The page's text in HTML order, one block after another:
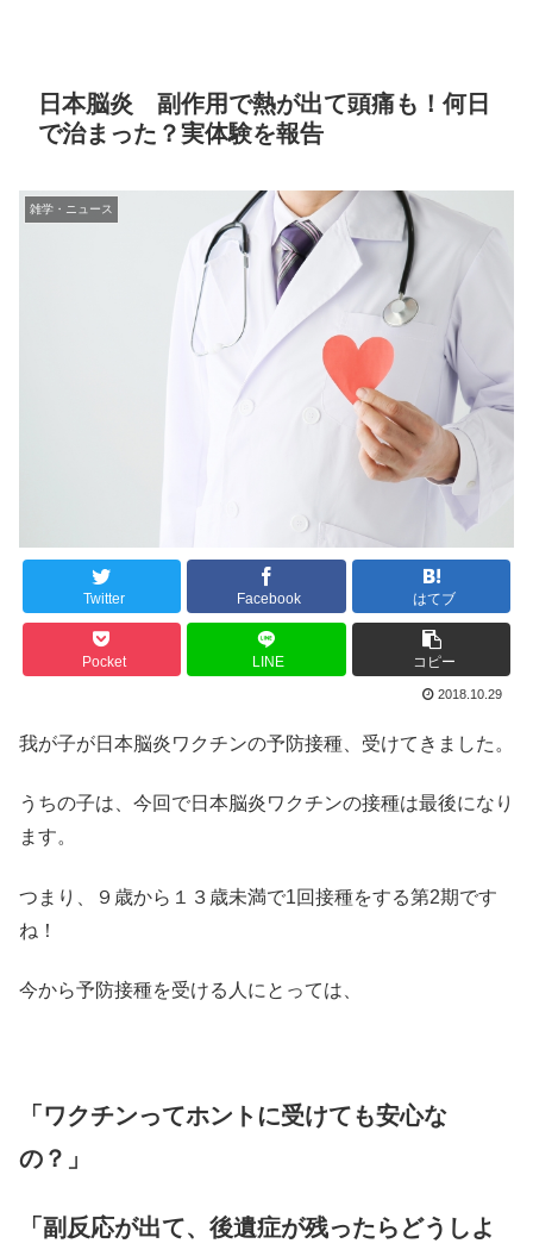
日本脳炎 副作用で熱が出て頭痛も！何日
で治まった？実体験を報告
雑学・ニュース
Twitter Facebook はてブ
Pocket LINE コピー
2018.10.29
我が子が日本脳炎ワクチンの予防接種、受けてきました。
うちの子は、今回で日本脳炎ワクチンの接種は最後になり
ます。
つまり、９歳から１３歳未満で1回接種をする第2期です
ね！
今から予防接種を受ける人にとっては、
「ワクチンってホントに受けても安心な
の？」
「副反応が出て、後遺症が残ったらどうしよ